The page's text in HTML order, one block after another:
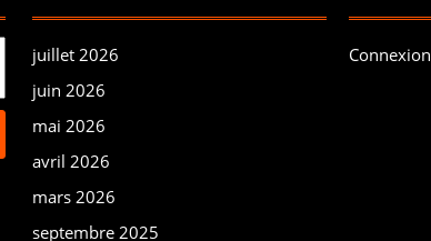
juillet 2026
juin 2026
mai 2026
avril 2026
mars 2026
septembre 2025
Connexion